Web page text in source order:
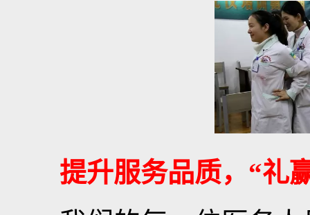
提升服务品质，“礼